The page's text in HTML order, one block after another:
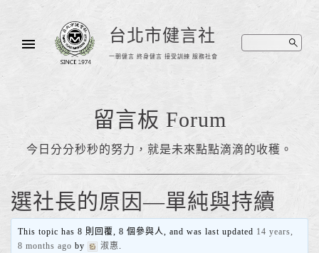
台北市健言社
一朝健言 終身健言 接受訓練 服務社會
留言板 Forum
今日分分秒秒的努力，就是未來點點滴滴的收穫。
選社長的原因—單純與持續
This topic has 8 則回覆, 8 個參與人, and was last updated 14 years,
8 months ago by 淑惠 .